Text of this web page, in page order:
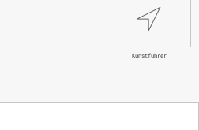
Kunstführer